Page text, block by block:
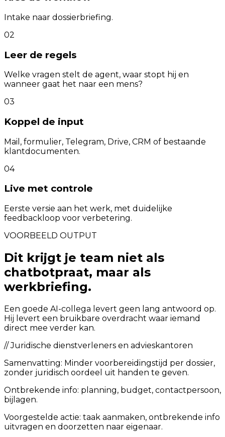
Intake naar dossierbriefing.
02
Leer de regels
Welke vragen stelt de agent, waar stopt hij en
wanneer gaat het naar een mens?
03
Koppel de input
Mail, formulier, Telegram, Drive, CRM of bestaande
klantdocumenten.
04
Live met controle
Eerste versie aan het werk, met duidelijke
feedbackloop voor verbetering.
VOORBEELD OUTPUT
Dit krijgt je team niet als
chatbotpraat, maar als
werkbriefing.
Een goede AI-collega levert geen lang antwoord op.
Hij levert een bruikbare overdracht waar iemand
direct mee verder kan.
// Juridische dienstverleners en advieskantoren
Samenvatting: Minder voorbereidingstijd per dossier,
zonder juridisch oordeel uit handen te geven.
Ontbrekende info: planning, budget, contactpersoon,
bijlagen.
Voorgestelde actie: taak aanmaken, ontbrekende info
uitvragen en doorzetten naar eigenaar.